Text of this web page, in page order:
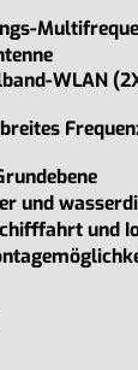
WLAN
und
und